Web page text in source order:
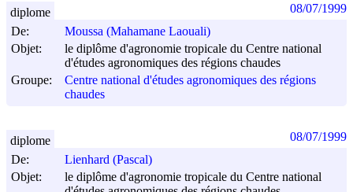
De:
Moussa (Mahamane Laouali)
Objet:
le diplôme d'agronomie tropicale du Centre national
d'études agronomiques des régions chaudes
Groupe:
Centre national d'études agronomiques des régions
chaudes
diplome 08/07/1999
De:
Lienhard (Pascal)
Objet:
le diplôme d'agronomie tropicale du Centre national
diplome 08/07/1999